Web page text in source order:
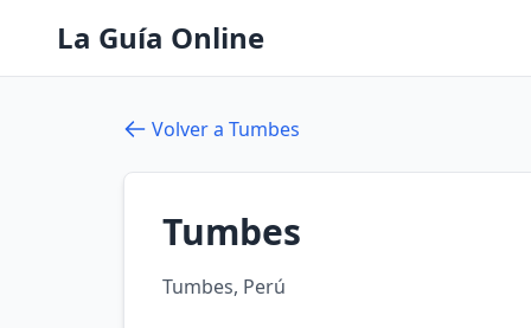
La Guía Online
Volver a Tumbes
Tumbes
Tumbes, Perú